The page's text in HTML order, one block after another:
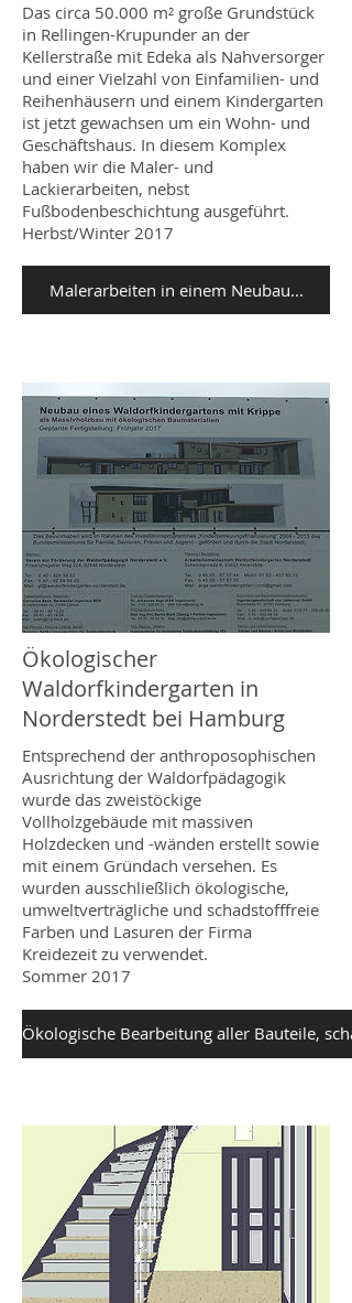
Das circa 50.000 m² große Grundstück
in Rellingen-Krupunder an der
Kellerstraße mit Edeka als Nahversorger
und einer Vielzahl von Einfamilien- und
Reihenhäusern und einem Kindergarten
ist jetzt gewachsen um ein Wohn- und
Geschäftshaus. In diesem Komplex
haben wir die Maler- und
Lackierarbeiten, nebst
Fußbodenbeschichtung ausgeführt.
Herbst/Winter 2017
Malerarbeiten in einem Neubau...
Ökologischer
Waldorfkindergarten in
Norderstedt bei Hamburg
Entsprechend der anthroposophischen
Ausrichtung der Waldorfpädagogik
wurde das zweistöckige
Vollholzgebäude mit massiven
Holzdecken und -wänden erstellt sowie
mit einem Gründach versehen. Es
wurden ausschließlich ökologische,
umweltverträgliche und schadstofffreie
Farben und Lasuren der Firma
Kreidezeit zu verwendet.
Sommer 2017
Ökologische Bearbeitung aller Bauteile,